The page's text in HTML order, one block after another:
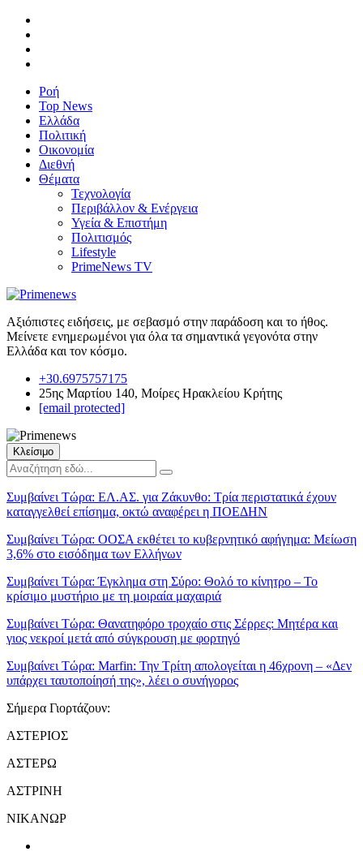
Ροή
Top News
Ελλάδα
Πολιτική
Οικονομία
Διεθνή
Θέματα
Τεχνολογία
Περιβάλλον & Ενέργεια
Υγεία & Επιστήμη
Πολιτισμός
Lifestyle
PrimeNews TV
Αξιόπιστες ειδήσεις, με σεβασμό στην παράδοση και το ήθος.
Μείνετε ενημερωμένοι για όλα τα σημαντικά γεγονότα στην
Ελλάδα και τον κόσμο.
+30.6975757175
25ης Μαρτίου 140, Μοίρες Ηρακλείου Κρήτης
[email protected]
Κλείσιμο
Συμβαίνει Τώρα: ΕΛ.ΑΣ. για Ζάκυνθο: Τρία περιστατικά έχουν
καταγγελθεί επίσημα, οκτώ αναφέρει η ΠΟΕΔΗΝ
Συμβαίνει Τώρα: ΟΟΣΑ εκθέτει το κυβερνητικό αφήγημα: Μείωση
3,6% στο εισόδημα των Ελλήνων
Συμβαίνει Τώρα: Έγκλημα στη Σύρο: Θολό το κίνητρο – Το
κρίσιμο μυστήριο με τη μοιραία μαχαιριά
Συμβαίνει Τώρα: Θανατηφόρο τροχαίο στις Σέρρες: Μητέρα και
γιος νεκροί μετά από σύγκρουση με φορτηγό
Συμβαίνει Τώρα: Marfin: Την Τρίτη απολογείται η 46χρονη – «Δεν
υπάρχει ταυτοποίησή της», λέει ο συνήγορος
Σήμερα Γιορτάζουν:
ΑΣΤΕΡΙΟΣ
ΑΣΤΕΡΩ
ΑΣΤΡΙΝΗ
ΝΙΚΑΝΩΡ